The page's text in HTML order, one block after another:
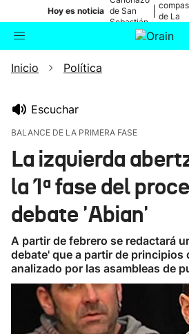
Hoy es noticia de San
Sebastián
de La
Buscador
Ikusmiran
Eguraldia
Inicio Política
Escuchar
BALANCE DE LA PRIMERA FASE
La izquierda
la 1ª fase del
debate 'Abian'
A partir de febrero se redactará
debate' que a partir de principios
analizado por las asambleas de